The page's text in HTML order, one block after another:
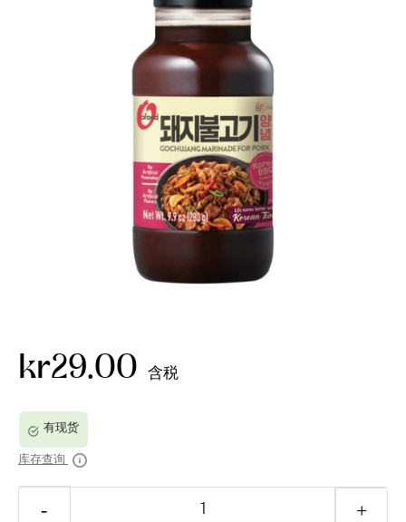
kr29.00 含税
库存查询